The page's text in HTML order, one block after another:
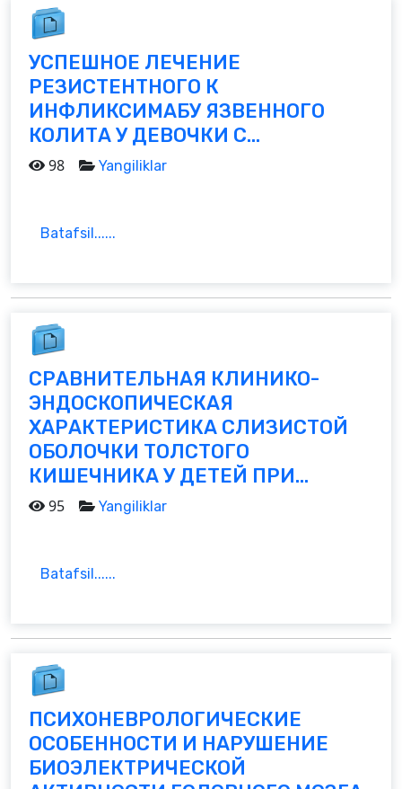
УСПЕШНОЕ ЛЕЧЕНИЕ
РЕЗИСТЕНТНОГО К
ИНФЛИКСИМАБУ ЯЗВЕННОГО
КОЛИТА У ДЕВОЧКИ С...
98 Yangiliklar
Batafsil......
СРАВНИТЕЛЬНАЯ КЛИНИКО-
ЭНДОСКОПИЧЕСКАЯ
ХАРАКТЕРИСТИКА СЛИЗИСТОЙ
ОБОЛОЧКИ ТОЛСТОГО
КИШЕЧНИКА У ДЕТЕЙ ПРИ...
95 Yangiliklar
Batafsil......
ПСИХОНЕВРОЛОГИЧЕСКИЕ
ОСОБЕННОСТИ И НАРУШЕНИЕ
БИОЭЛЕКТРИЧЕСКОЙ